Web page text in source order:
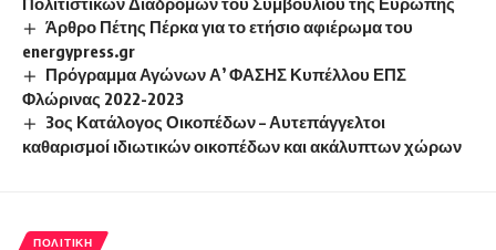
Άρθρο Πέτης Πέρκα για το ετήσιο αφιέρωμα του
energypress.gr
Πρόγραμμα Αγώνων Α’ ΦΑΣΗΣ Κυπέλλου ΕΠΣ
Φλώρινας 2022-2023
3ος Κατάλογος Οικοπέδων – Αυτεπάγγελτοι
καθαρισμοί ιδιωτικών οικοπέδων και ακάλυπτων χώρων
ΠΟΛΙΤΙΚΉ